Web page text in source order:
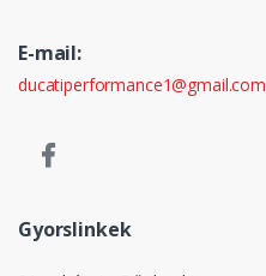
E-mail:
ducatiperformance1@gmail.com
Gyorslinkek